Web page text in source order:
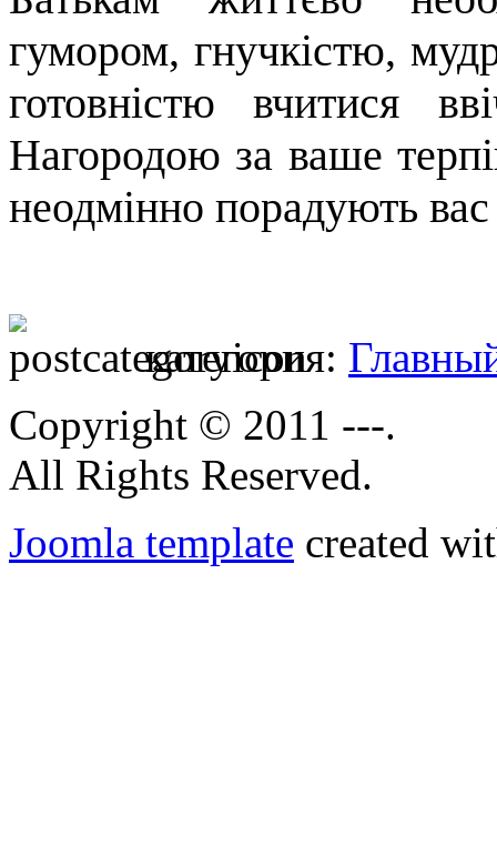
гумором, гнучкістю,
готовністю вчитися
Нагородою за ваше
неодмінно порадують
категория:
Copyright © 2011 ---.
All Rights Reserved.
Joomla template created